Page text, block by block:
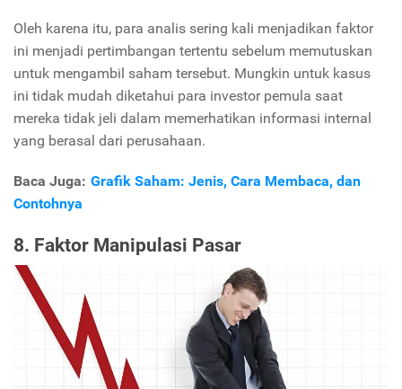
Oleh karena itu, para analis sering kali menjadikan faktor
ini menjadi pertimbangan tertentu sebelum memutuskan
untuk mengambil saham tersebut. Mungkin untuk kasus
ini tidak mudah diketahui para investor pemula saat
mereka tidak jeli dalam memerhatikan informasi internal
yang berasal dari perusahaan.
Baca Juga: Grafik Saham: Jenis, Cara Membaca, dan
Contohnya
8. Faktor Manipulasi Pasar